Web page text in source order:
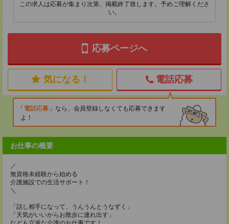
この求人は応募が集まり次第、掲載終了致します。予めご理解くださ
い。
応募ページへ
気になる！ 電話応募
電話応募
なら、会員登録しなくても応募できます
よ！
お仕事の概要
／
無資格未経験から始める
介護施設での生活サポート！
＼
「話し相手になって、うんうんとうなずく」
「天気がいいからお散歩に連れ出す」